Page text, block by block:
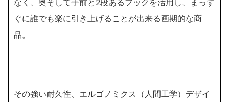
なく、奥そして手前と2段あるフックを活用し、まっす
ぐに誰でも楽に引き上げることが出来る画期的な商
品。
その強い耐久性、エルゴノミクス（人間工学）デザイ